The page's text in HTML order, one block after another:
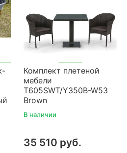
Комплект плетеной
мебели
T605SWT/Y350B-W53
Brown
В наличии
35 510 руб.